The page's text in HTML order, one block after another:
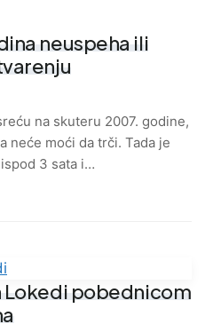
neuspeha ili
na skuteru 2007. godine,
neće moći da trči. Tada je
3 sata i…
Lokedi pobednicom